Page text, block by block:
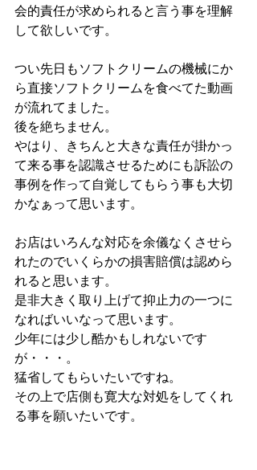
会的責任が求められると言う事を理解
して欲しいです。
つい先日もソフトクリームの機械にか
ら直接ソフトクリームを食べてた動画
が流れてました。
後を絶ちません。
やはり、きちんと大きな責任が掛かっ
て来る事を認識させるためにも訴訟の
事例を作って自覚してもらう事も大切
かなぁって思います。
お店はいろんな対応を余儀なくさせら
れたのでいくらかの損害賠償は認めら
れると思います。
是非大きく取り上げて抑止力の一つに
なればいいなって思います。
少年には少し酷かもしれないです
が・・・。
猛省してもらいたいですね。
その上で店側も寛大な対処をしてくれ
る事を願いたいです。